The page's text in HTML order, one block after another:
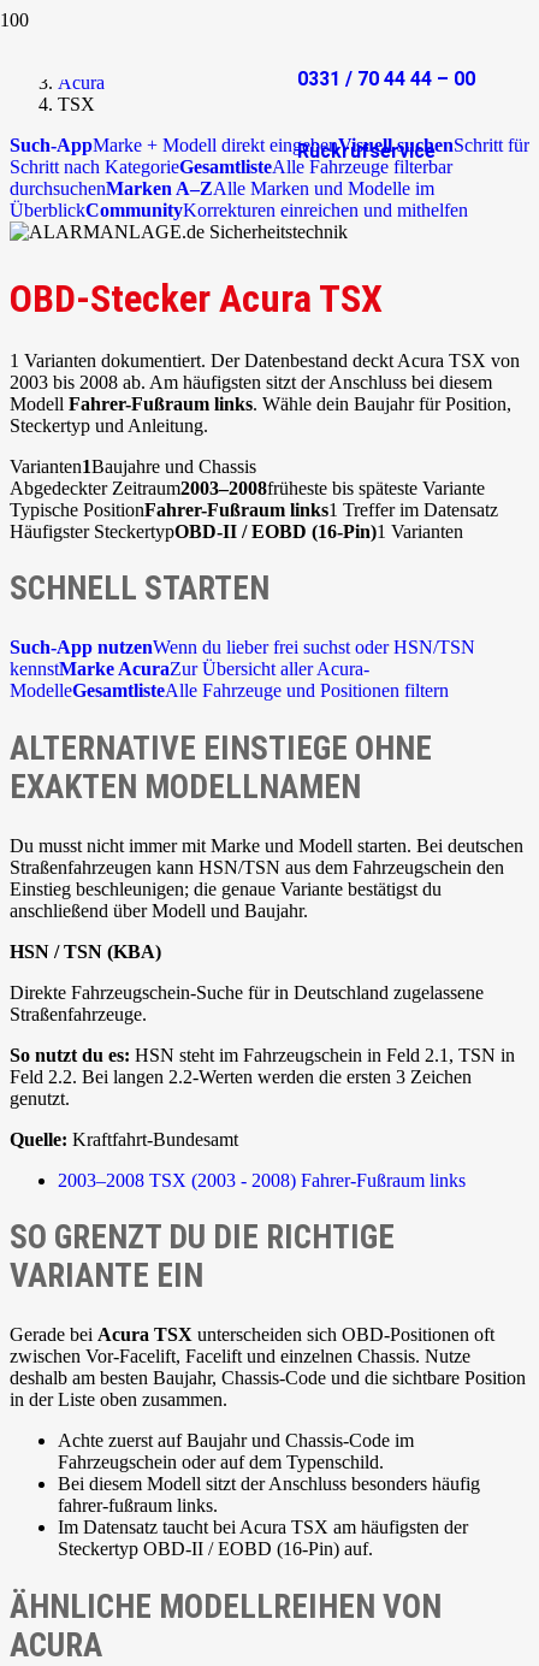
0331 / 70 44 44 – 00
Rückrufservice
Acura
TSX
Such-AppMarke + Modell direkt eingebenVisuell suchenSchritt für
Schritt nach KategorieGesamtlisteAlle Fahrzeuge filterbar
durchsuchenMarken A–ZAlle Marken und Modelle im
ÜberblickCommunityKorrekturen einreichen und mithelfen
OBD-Stecker Acura TSX
1 Varianten dokumentiert. Der Datenbestand deckt Acura TSX von
2003 bis 2008 ab. Am häufigsten sitzt der Anschluss bei diesem
Modell Fahrer-Fußraum links. Wähle dein Baujahr für Position,
Steckertyp und Anleitung.
Varianten1Baujahre und Chassis
Abgedeckter Zeitraum2003–2008früheste bis späteste Variante
Typische PositionFahrer-Fußraum links1 Treffer im Datensatz
Häufigster SteckertypOBD-II / EOBD (16-Pin)1 Varianten
SCHNELL STARTEN
Such-App nutzenWenn du lieber frei suchst oder HSN/TSN
kennstMarke AcuraZur Übersicht aller Acura-
ModelleGesamtlisteAlle Fahrzeuge und Positionen filtern
ALTERNATIVE EINSTIEGE OHNE
EXAKTEN MODELLNAMEN
Du musst nicht immer mit Marke und Modell starten. Bei deutschen
Straßenfahrzeugen kann HSN/TSN aus dem Fahrzeugschein den
Einstieg beschleunigen; die genaue Variante bestätigst du
anschließend über Modell und Baujahr.
HSN / TSN (KBA)
Direkte Fahrzeugschein-Suche für in Deutschland zugelassene
Straßenfahrzeuge.
So nutzt du es: HSN steht im Fahrzeugschein in Feld 2.1, TSN in
Feld 2.2. Bei langen 2.2-Werten werden die ersten 3 Zeichen
genutzt.
Quelle: Kraftfahrt-Bundesamt
2003–2008 TSX (2003 - 2008) Fahrer-Fußraum links
SO GRENZT DU DIE RICHTIGE
VARIANTE EIN
Gerade bei Acura TSX unterscheiden sich OBD-Positionen oft
zwischen Vor-Facelift, Facelift und einzelnen Chassis. Nutze
deshalb am besten Baujahr, Chassis-Code und die sichtbare Position
in der Liste oben zusammen.
Achte zuerst auf Baujahr und Chassis-Code im
Fahrzeugschein oder auf dem Typenschild.
Bei diesem Modell sitzt der Anschluss besonders häufig
fahrer-fußraum links.
Im Datensatz taucht bei Acura TSX am häufigsten der
Steckertyp OBD-II / EOBD (16-Pin) auf.
ÄHNLICHE MODELLREIHEN VON
ACURA